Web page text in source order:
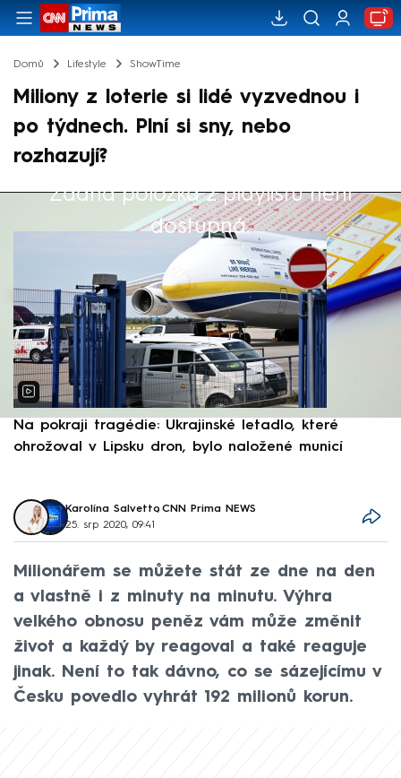
Domů Lifestyle ShowTime
Miliony z loterie si lidé vyzvednou i
po týdnech. Plní si sny, nebo
rozhazují?
Žádná položka z playlistu není
dostupná.
Výběr redakce
Na pokraji tragédie: Ukrajinské letadlo, které
ohrožoval v Lipsku dron, bylo naložené municí
Karolína Salvetto, CNN Prima NEWS
25. srp 2020, 09:41
Milionářem se můžete stát ze dne na den
a vlastně i z minuty na minutu. Výhra
velkého obnosu peněz vám může změnit
život a každý by reagoval a také reaguje
jinak. Není to tak dávno, co se sázejícímu v
Česku povedlo vyhrát 192 milionů korun.